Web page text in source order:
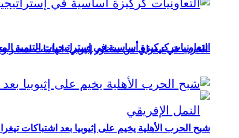
الحرب في تيغراي من منظور إثيوبي: اتهامات لمصر
التعاونيات كركيزة أساسية في إستراتيجيات التنمية
شبح الحرب الأهلية يخيم على إثيوبيا بعد اشتباكات